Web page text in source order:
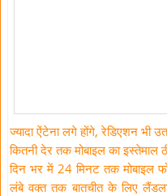
ज्यादा ऐंटेना लगे होंगे, रेडिएशन भी
कितनी देर तक मोबाइल का इस्तेमाल
दिन भर में 24 मिनट तक मोबाइल
लंबे वक्त तक बातचीत के लिए